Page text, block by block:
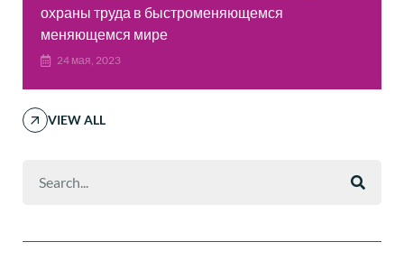
охраны труда в быстроменяющемся
меняющемся мире
24 мая, 2023
VIEW ALL